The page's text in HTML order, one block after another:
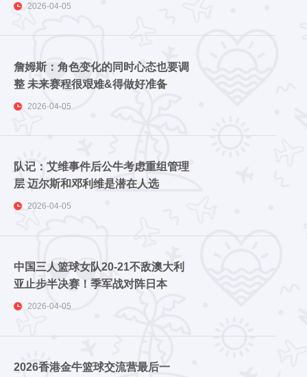
2026-04-05
詹姆斯：角色变化的同时心态也要调
整 未来赛程很艰难&得做好准备
2026-04-05
队记：艾维事件后公牛考虑重组管理
层 迈尔斯和邓利维是潜在人选
2026-04-05
中国三人篮球女队20-21不敌澳大利
亚止步半决赛！季军战对阵日本
2026-04-05
2026香港金牛篮球交流营最后一